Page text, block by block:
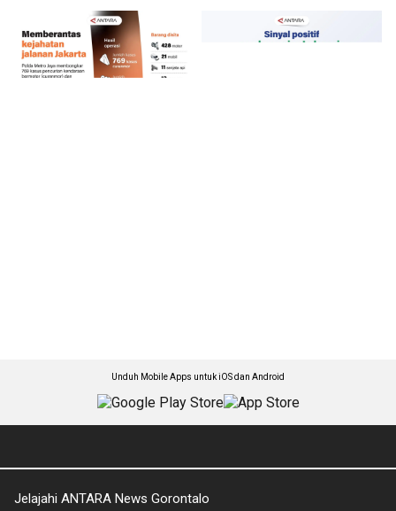
Unduh Mobile Apps untuk iOS dan Android
Jelajahi ANTARA News Gorontalo